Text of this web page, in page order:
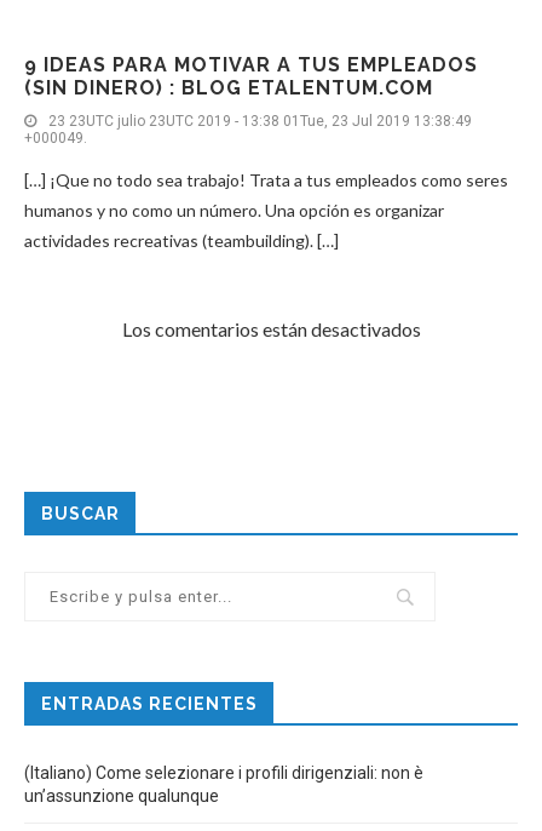
9 IDEAS PARA MOTIVAR A TUS EMPLEADOS
(SIN DINERO) : BLOG ETALENTUM.COM
23 23UTC julio 23UTC 2019 - 13:38 01Tue, 23 Jul 2019 13:38:49
+000049.
[…] ¡Que no todo sea trabajo! Trata a tus empleados como seres
humanos y no como un número. Una opción es organizar
actividades recreativas (teambuilding). […]
Los comentarios están desactivados
BUSCAR
ENTRADAS RECIENTES
(Italiano) Come selezionare i profili dirigenziali: non è
un’assunzione qualunque